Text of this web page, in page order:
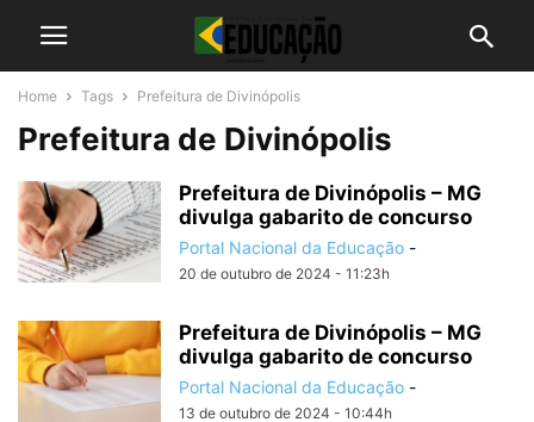
Home Tags Prefeitura de Divinópolis
Prefeitura de Divinópolis
Prefeitura de Divinópolis – MG
divulga gabarito de concurso
Portal Nacional da Educação -
20 de outubro de 2024 - 11:23h
Prefeitura de Divinópolis – MG
divulga gabarito de concurso
Portal Nacional da Educação -
13 de outubro de 2024 - 10:44h